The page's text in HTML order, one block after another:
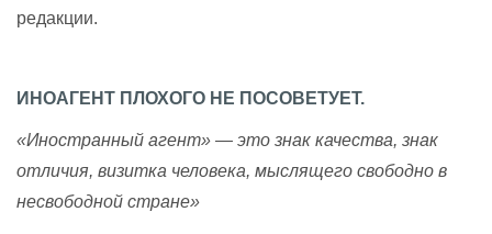
редакции.
ИНОАГЕНТ ПЛОХОГО НЕ ПОСОВЕТУЕТ.
«Иностранный агент» — это знак качества, знак
отличия, визитка человека, мыслящего свободно в
несвободной стране»